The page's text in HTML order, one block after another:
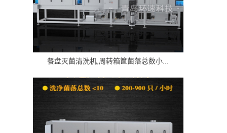
餐盘灭菌清洗机,周转箱筐菌落总数小...